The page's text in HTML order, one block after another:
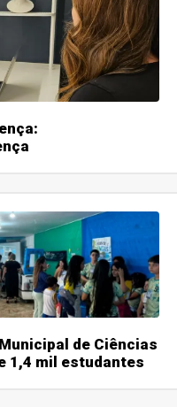
de Ciências
1,4 mil estudantes